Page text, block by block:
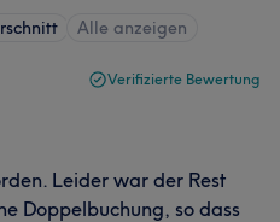
Alle anzeigen
Verifizierte Bewertung
Leider war der Rest
Doppelbuchung, so dass